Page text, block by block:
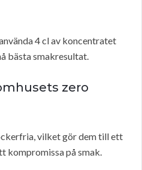
4 cl av koncentratet
bästa smakresultat.
zero
vilket gör dem till ett
kompromissa på smak.